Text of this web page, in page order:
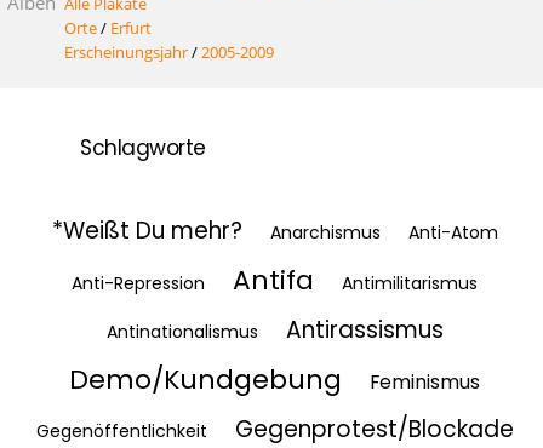
Orte/ Erfurt
Erscheinungsjahr/2005-2009
Schlagworte
*Weißt Du mehr? Anarchismus Anti-Atom
Anti-Repression Antifa
Antimilitarismus
Antinationalismus
Antirassismus
Demo/Kundgebung Feminismus
Gegenöffentlichkeit Gegenprotest/Blockade